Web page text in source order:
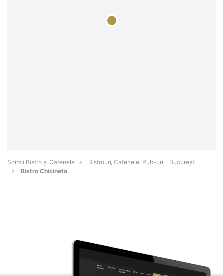
Șoimii Bistro și Cafenele
Bistrouri, Cafenele, Pub-uri - Bucureşti
Bistro Chicineta